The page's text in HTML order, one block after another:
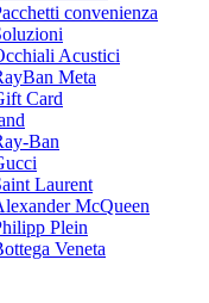
convenienza
Acustici
Meta
Card
Ban
Laurent
McQueen
Plein
Veneta